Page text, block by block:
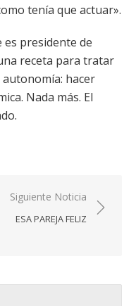
tenía que actuar».
es presidente de
receta para tratar
hacer
Nada más. El
Siguiente Noticia
ESA PAREJA FELIZ